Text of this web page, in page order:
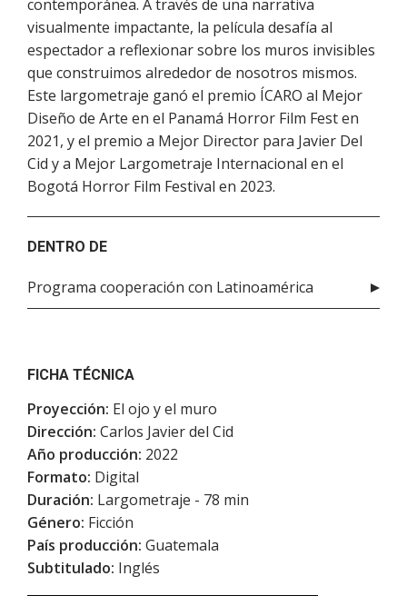
contemporánea. A través de una narrativa
visualmente impactante, la película desafía al
espectador a reflexionar sobre los muros invisibles
que construimos alrededor de nosotros mismos.
Este largometraje ganó el premio ÍCARO al Mejor
Diseño de Arte en el Panamá Horror Film Fest en
2021, y el premio a Mejor Director para Javier Del
Cid y a Mejor Largometraje Internacional en el
Bogotá Horror Film Festival en 2023.
DENTRO DE
Programa cooperación con Latinoamérica
FICHA TÉCNICA
Proyección: El ojo y el muro
Dirección: Carlos Javier del Cid
Año producción: 2022
Formato: Digital
Duración: Largometraje - 78 min
Género: Ficción
País producción: Guatemala
Subtitulado: Inglés